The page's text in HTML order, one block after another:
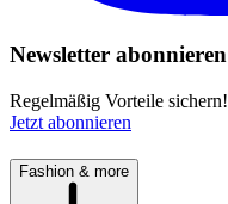
Newsletter abonnieren
Regelmäßig Vorteile sichern!
Jetzt abonnieren
Fashion & more